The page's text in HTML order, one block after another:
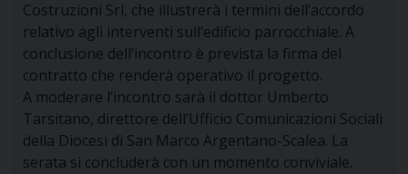
Costruzioni Srl, che illustrerà i termini dell’accordo
relativo agli interventi sull’edificio parrocchiale. A
conclusione dell’incontro è prevista la firma del
contratto che renderà operativo il progetto.
A moderare l’incontro sarà il dottor Umberto
Tarsitano, direttore dell’Ufficio Comunicazioni Sociali
della Diocesi di San Marco Argentano-Scalea. La
serata si concluderà con un momento conviviale.